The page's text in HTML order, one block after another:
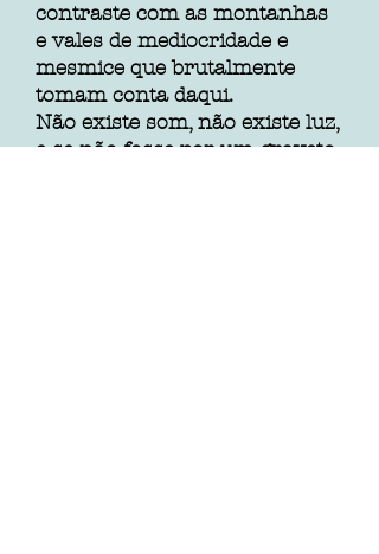
contraste com as montanhas
e vales de mediocridade e
mesmice que brutalmente
tomam conta daqui.
Não existe som, não existe luz,
e se não fosse por um graveto